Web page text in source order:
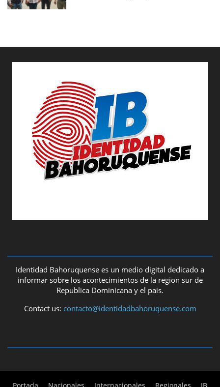
Identidad Bahoruquense es un medio digital dedicado a
informar sobre los acontecimientos de la region sur de
Republica Dominicana y el pais.
Contact us: contacto@identidadbahoruquense.com